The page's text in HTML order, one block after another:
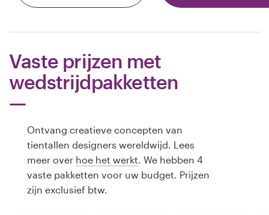
Vaste prijzen met
wedstrijdpakketten
Ontvang creatieve concepten van
tientallen designers wereldwijd. Lees
meer over hoe het werkt . We hebben 4
vaste pakketten voor uw budget. Prijzen
zijn exclusief btw.